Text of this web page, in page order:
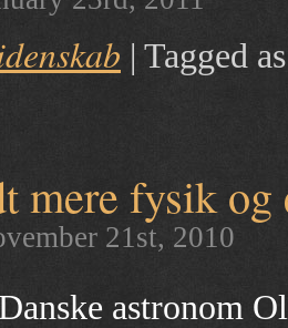
| Tagged
mere fysik og
21st, 2010
astronom